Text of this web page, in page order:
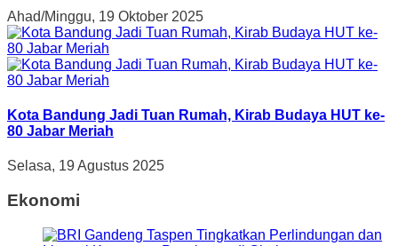
Ahad/Minggu, 19 Oktober 2025
Kota Bandung Jadi Tuan Rumah, Kirab Budaya HUT ke-
80 Jabar Meriah
Selasa, 19 Agustus 2025
Ekonomi